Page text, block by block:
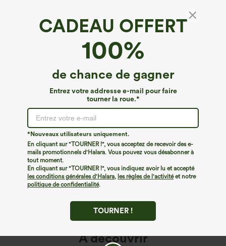
CADEAU OFFERT
100%
de chance de gagner
Entrez votre addresse e-mail pour faire
tourner la roue.*
*Nouveaux utilisateurs uniquement.
En cliquant sur "TOURNER !", vous acceptez de recevoir des e-
mails promotionnels d'Halara. Vous pouvez vous désabonner à
tout moment.
En cliquant sur "TOURNER !", vous indiquez avoir lu et accepté
les conditions générales d'Halara, les règles de l'activitéet notre
politique de confidentialité.
TOURNER !
Nous ne semblons pas pouvoir trouver la page que
vous recherchez.
Acheter plus
À découvrir